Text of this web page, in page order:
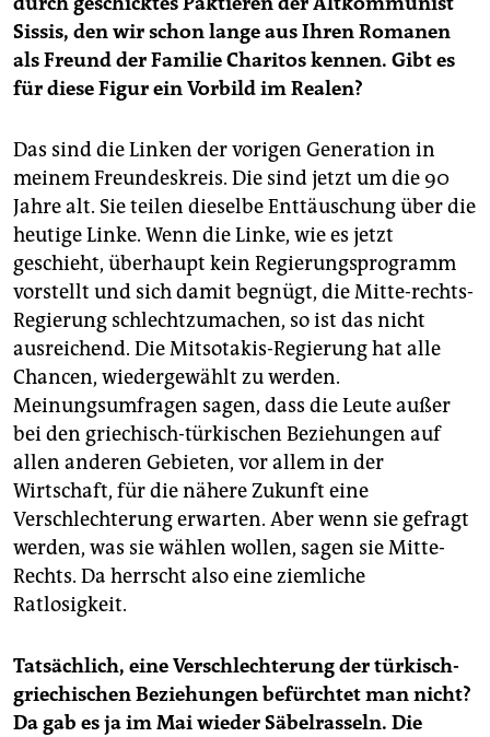
Sissis, den wir schon lange aus Ihren Romanen
als Freund der Familie Charitos kennen. Gibt es
für diese Figur ein Vorbild im Realen?
Das sind die Linken der vorigen Generation in
meinem Freundeskreis. Die sind jetzt um die 90
Jahre alt. Sie teilen dieselbe Enttäuschung über die
heutige Linke. Wenn die Linke, wie es jetzt
geschieht, überhaupt kein Regierungsprogramm
vorstellt und sich damit begnügt, die Mitte-rechts-
Regierung schlechtzumachen, so ist das nicht
ausreichend. Die Mitsotakis-Regierung hat alle
Chancen, wiedergewählt zu werden.
Meinungsumfragen sagen, dass die Leute außer
bei den griechisch-türkischen Beziehungen auf
allen anderen Gebieten, vor allem in der
Wirtschaft, für die nähere Zukunft eine
Verschlechterung erwarten. Aber wenn sie gefragt
werden, was sie wählen wollen, sagen sie Mitte-
Rechts. Da herrscht also eine ziemliche
Ratlosigkeit.
Tatsächlich, eine Verschlechterung der türkisch-
griechischen Beziehungen befürchtet man nicht?
Da gab es ja im Mai wieder Säbelrasseln. Die